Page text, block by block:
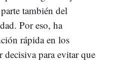
también del
Por eso, ha
rápida en los
decisiva para evitar que